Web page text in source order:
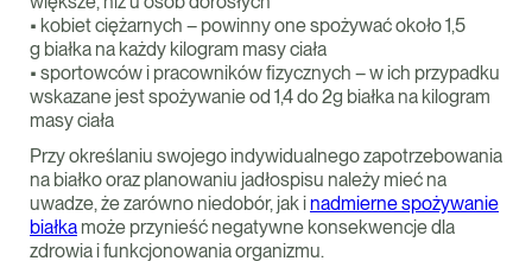
• kobiet ciężarnych – powinny one spożywać około 1,5
g białka na każdy kilogram masy ciała
• sportowców i pracowników fizycznych – w ich przypadku
wskazane jest spożywanie od 1,4 do 2g białka na kilogram
masy ciała
Przy określaniu swojego indywidualnego zapotrzebowania
na białko oraz planowaniu jadłospisu należy mieć na
uwadze, że zarówno niedobór, jak i nadmierne spożywanie
białka może przynieść negatywne konsekwencje dla
zdrowia i funkcjonowania organizmu.